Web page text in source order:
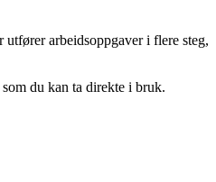
arbeidsoppgaver i flere steg,
du kan ta direkte i bruk.